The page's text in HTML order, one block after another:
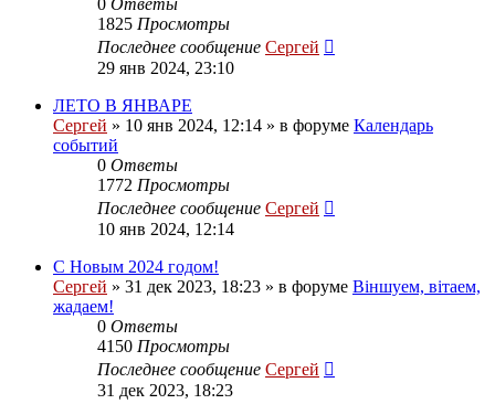
1825 Просмотры
Последнее сообщение Сергей
29 янв 2024, 23:10
ЛЕТО В ЯНВАРЕ
Сергей » 10 янв 2024, 12:14 » в форуме Календарь
событий
0 Ответы
1772 Просмотры
Последнее сообщение Сергей
10 янв 2024, 12:14
С Новым 2024 годом!
Сергей » 31 дек 2023, 18:23 » в форуме Віншуем, вітаем,
жадаем!
0 Ответы
4150 Просмотры
Последнее сообщение Сергей
31 дек 2023, 18:23